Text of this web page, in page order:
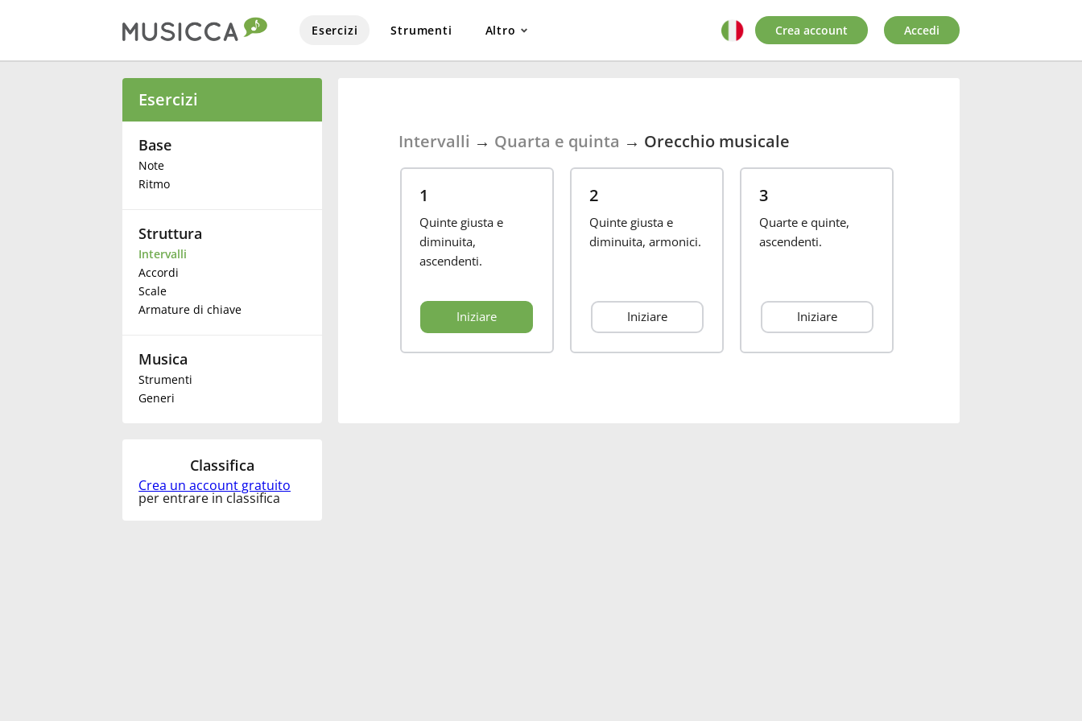
Esercizi Strumenti Altro
Dansk
Deutsch
English
Français
हिन्दी
Crea account Accedi
Esercizi
Base
Note
Ritmo
Struttura
Intervalli
Accordi
Scale
Armature di chiave
Musica
Strumenti
Generi
Classifica
Crea un account gratuito
per entrare in classifica
Intervalli → Quarta e quinta → Orecchio musicale
1
Quinte giusta e
diminuita,
ascendenti.
Iniziare
2
Quinte giusta e
diminuita, armonici.
Iniziare
3
Quarte e quinte,
ascendenti.
Iniziare